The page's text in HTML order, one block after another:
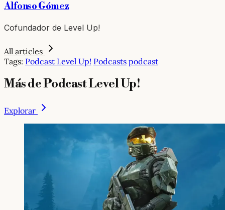
Alfonso Gómez
Cofundador de Level Up!
All articles
Tags: Podcast Level Up! Podcasts podcast
Más de Podcast Level Up!
Explorar